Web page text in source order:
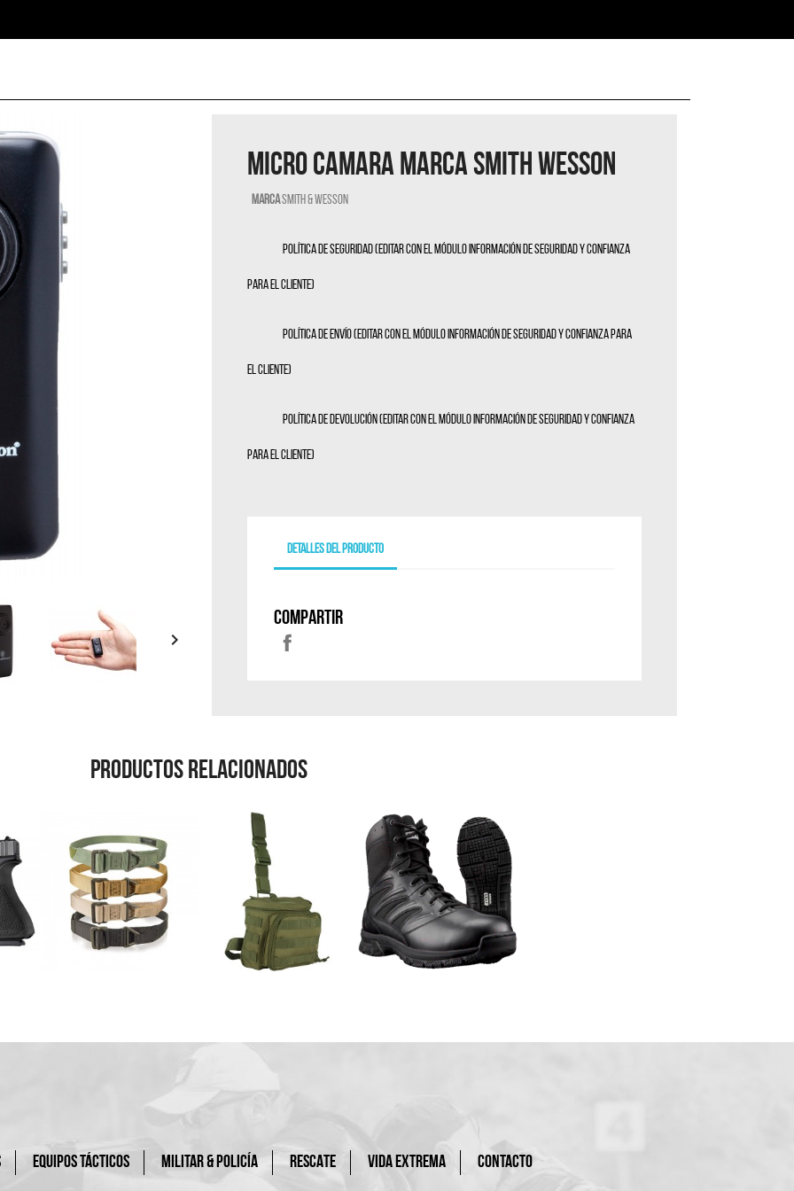

MICRO CAMARA MARCA SMITH WESSON
MarcaSmith & Wesson
Política de seguridad (editar con el módulo Información de seguridad y confianza
para el cliente)
Política de envío (editar con el módulo Información de seguridad y confianza para
el cliente)
Política de devolución (editar con el módulo Información de seguridad y confianza
para el cliente)
Detalles del producto
Compartir
Productos Relacionados
EQUIPOS TÁCTICOS MILITAR & POLICÍA RESCATE VIDA EXTREMA CONTACTO